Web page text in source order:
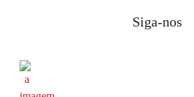
Siga-nos